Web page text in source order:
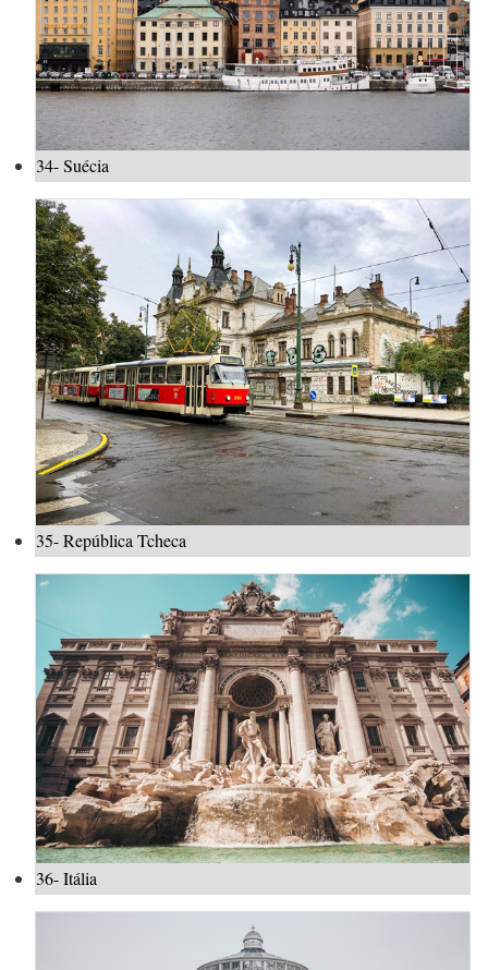
34- Suécia
35- República Tcheca
36- Itália